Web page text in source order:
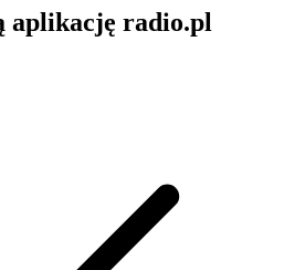
aplikację radio.pl